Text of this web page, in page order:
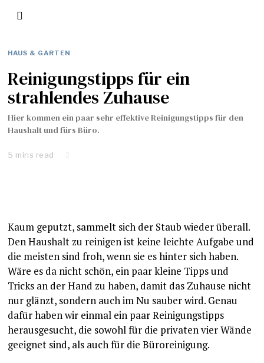
HAUS & GARTEN
Reinigungstipps für ein
strahlendes Zuhause
Hier kommen ein paar sehr effektive Reinigungstipps für den
Haushalt und fürs Büro.
5 mins read
Kaum geputzt, sammelt sich der Staub wieder überall.
Den Haushalt zu reinigen ist keine leichte Aufgabe und
die meisten sind froh, wenn sie es hinter sich haben.
Wäre es da nicht schön, ein paar kleine Tipps und
Tricks an der Hand zu haben, damit das Zuhause nicht
nur glänzt, sondern auch im Nu sauber wird. Genau
dafür haben wir einmal ein paar Reinigungstipps
herausgesucht, die sowohl für die privaten vier Wände
geeignet sind, als auch für die Büroreinigung.